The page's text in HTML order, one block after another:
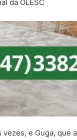
e Guga, que